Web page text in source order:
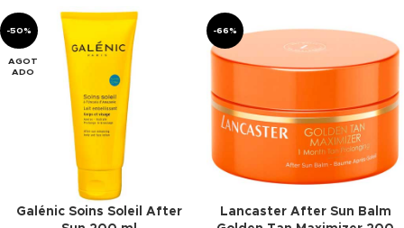
-50%
AGOT
ADO
Galénic Soins Soleil After
-66%
Lancaster After Sun Balm